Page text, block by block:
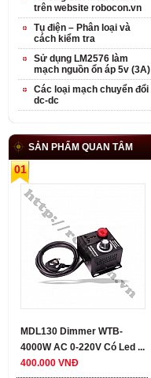
trên website robocon.vn
Tụ điện – Phân loại và
cách kiểm tra
Sử dụng LM2576 làm
mạch nguồn ổn áp 5v (3A)
Các loại mạch chuyển đổi
dc-dc
SẢN PHẨM QUAN TÂM
01
MDL130 Dimmer WTB-
4000W AC 0-220V Có Led ...
400.000 VNĐ